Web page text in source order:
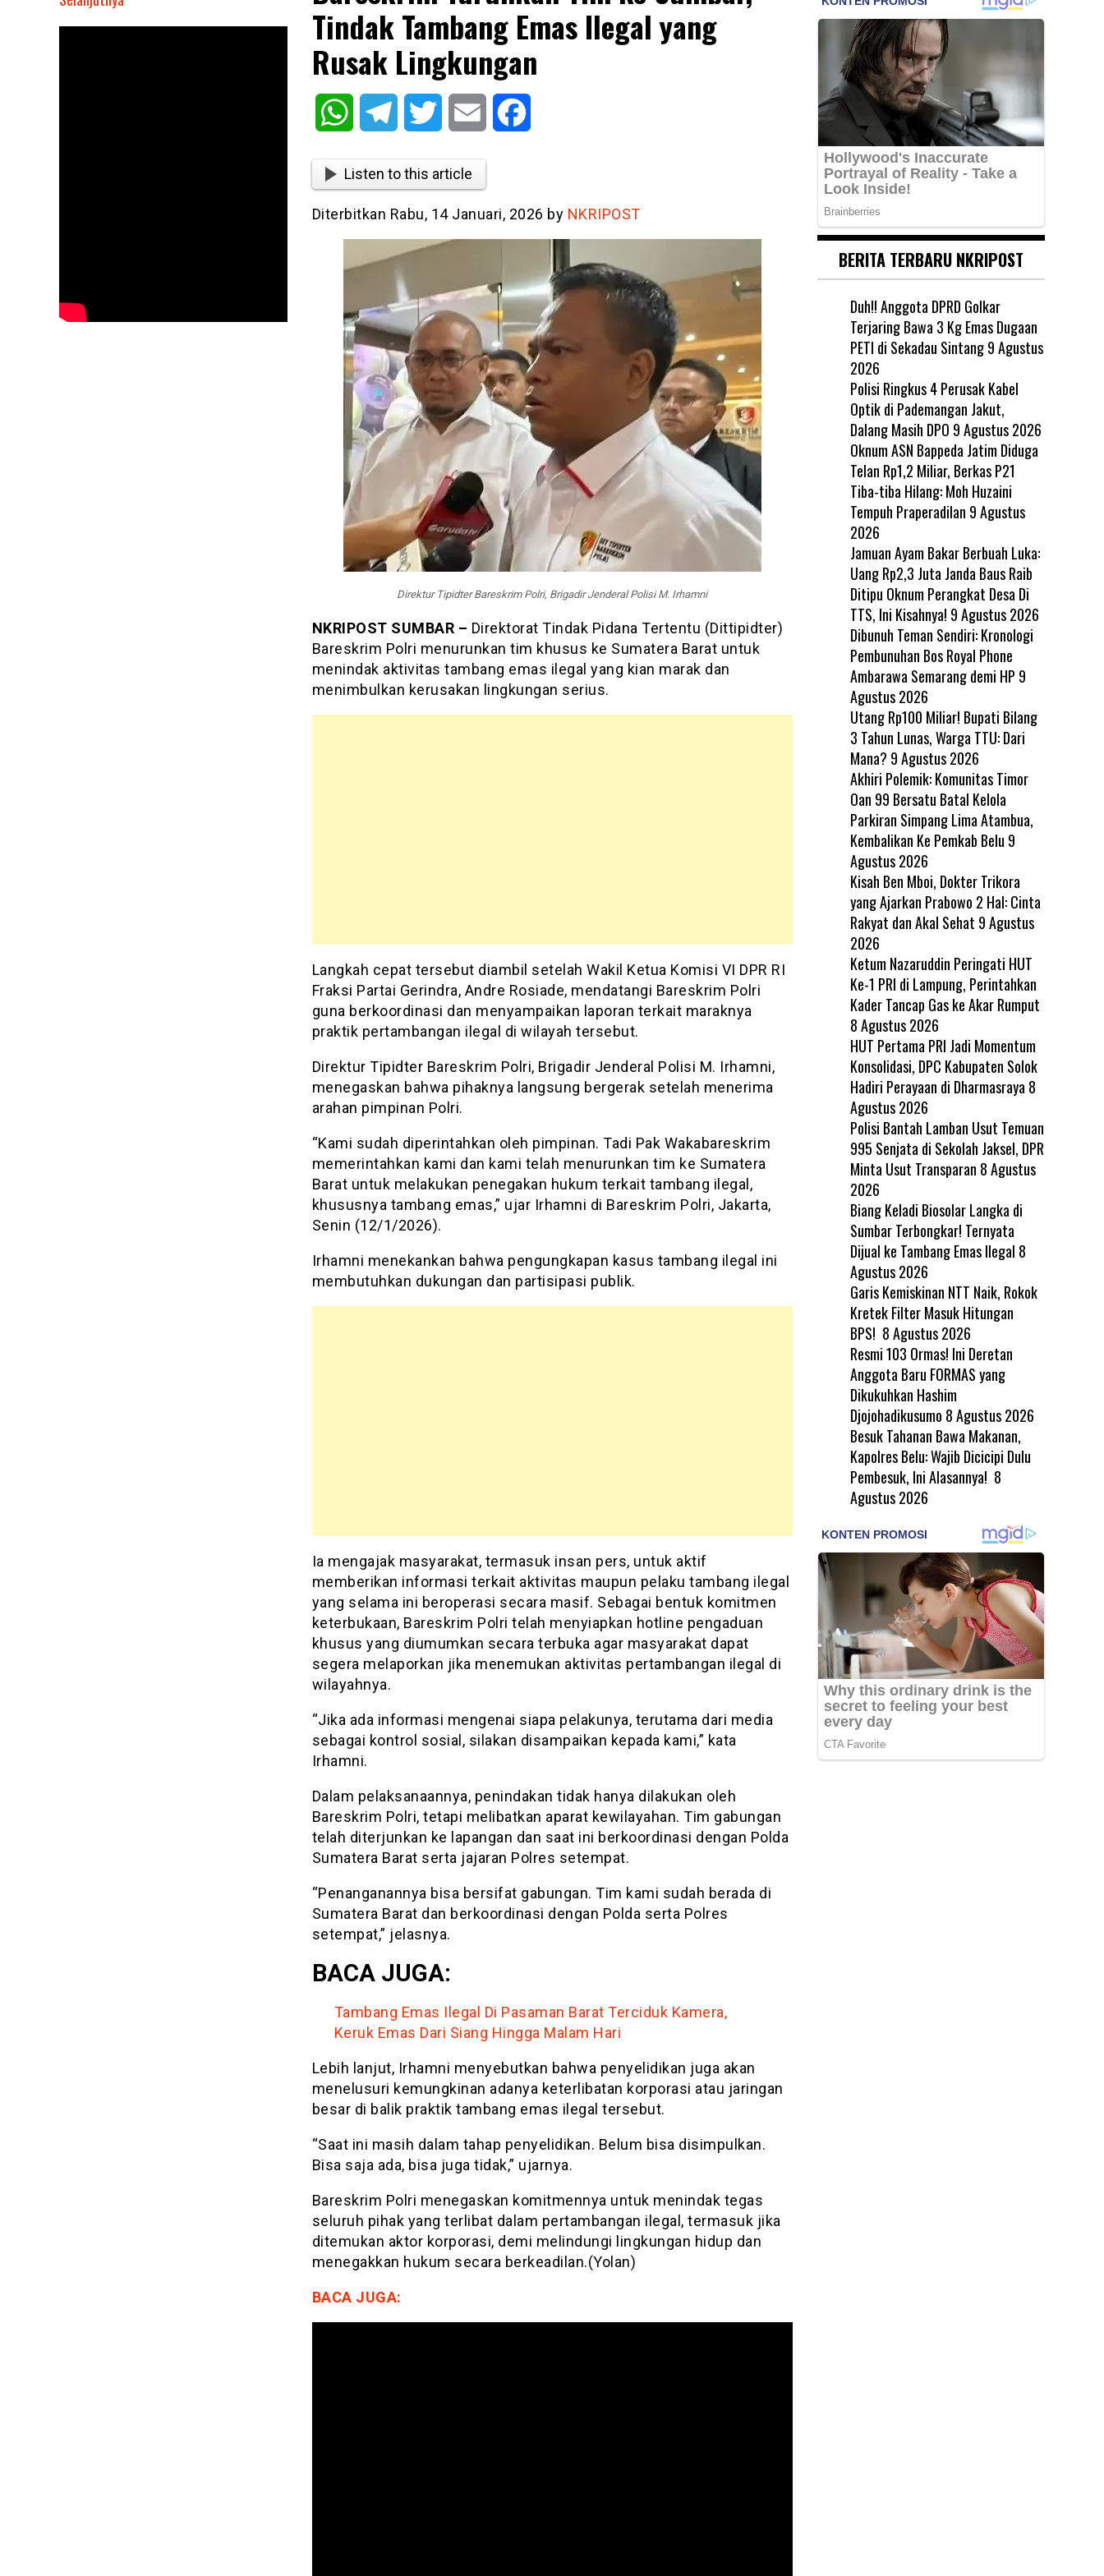
Tindak Tambang Emas Ilegal yang
Rusak Lingkungan
WhatsAppTelegram Twitter Email
Listen to this article
Diterbitkan Rabu, 14 Januari, 2026 by NKRIPOST
Direktur Tipidter Bareskrim Polri, Brigadir Jenderal Polisi M. Irhamni
NKRIPOST SUMBAR – Direktorat Tindak Pidana Tertentu (Dittipidter)
Bareskrim Polri menurunkan tim khusus ke Sumatera Barat untuk
menindak aktivitas tambang emas ilegal yang kian marak dan
menimbulkan kerusakan lingkungan serius.
Langkah cepat tersebut diambil setelah Wakil Ketua Komisi VI DPR RI
Fraksi Partai Gerindra, Andre Rosiade, mendatangi Bareskrim Polri
guna berkoordinasi dan menyampaikan laporan terkait maraknya
praktik pertambangan ilegal di wilayah tersebut.
Direktur Tipidter Bareskrim Polri, Brigadir Jenderal Polisi M. Irhamni,
menegaskan bahwa pihaknya langsung bergerak setelah menerima
arahan pimpinan Polri.
“Kami sudah diperintahkan oleh pimpinan. Tadi Pak Wakabareskrim
memerintahkan kami dan kami telah menurunkan tim ke Sumatera
Barat untuk melakukan penegakan hukum terkait tambang ilegal,
khususnya tambang emas,” ujar Irhamni di Bareskrim Polri, Jakarta,
Senin (12/1/2026).
Irhamni menekankan bahwa pengungkapan kasus tambang ilegal ini
membutuhkan dukungan dan partisipasi publik.
Ia mengajak masyarakat, termasuk insan pers, untuk aktif
memberikan informasi terkait aktivitas maupun pelaku tambang ilegal
yang selama ini beroperasi secara masif. Sebagai bentuk komitmen
keterbukaan, Bareskrim Polri telah menyiapkan hotline pengaduan
khusus yang diumumkan secara terbuka agar masyarakat dapat
segera melaporkan jika menemukan aktivitas pertambangan ilegal di
wilayahnya.
“Jika ada informasi mengenai siapa pelakunya, terutama dari media
sebagai kontrol sosial, silakan disampaikan kepada kami,” kata
Irhamni.
Dalam pelaksanaannya, penindakan tidak hanya dilakukan oleh
Bareskrim Polri, tetapi melibatkan aparat kewilayahan. Tim gabungan
telah diterjunkan ke lapangan dan saat ini berkoordinasi dengan Polda
Sumatera Barat serta jajaran Polres setempat.
“Penanganannya bisa bersifat gabungan. Tim kami sudah berada di
Sumatera Barat dan berkoordinasi dengan Polda serta Polres
setempat,” jelasnya.
BACA JUGA:
Tambang Emas Ilegal Di Pasaman Barat Terciduk Kamera,
Keruk Emas Dari Siang Hingga Malam Hari
Lebih lanjut, Irhamni menyebutkan bahwa penyelidikan juga akan
menelusuri kemungkinan adanya keterlibatan korporasi atau jaringan
besar di balik praktik tambang emas ilegal tersebut.
“Saat ini masih dalam tahap penyelidikan. Belum bisa disimpulkan.
Bisa saja ada, bisa juga tidak,” ujarnya.
Bareskrim Polri menegaskan komitmennya untuk menindak tegas
seluruh pihak yang terlibat dalam pertambangan ilegal, termasuk jika
ditemukan aktor korporasi, demi melindungi lingkungan hidup dan
menegakkan hukum secara berkeadilan.(Yolan)
BACA JUGA:
BERITA TERBARU NKRIPOST
Duh!! Anggota DPRD Golkar
Terjaring Bawa 3 Kg Emas Dugaan
PETI di Sekadau Sintang 9 Agustus
2026
Polisi Ringkus 4 Perusak Kabel
Optik di Pademangan Jakut,
Dalang Masih DPO 9 Agustus 2026
Oknum ASN Bappeda Jatim Diduga
Telan Rp1,2 Miliar, Berkas P21
Tiba-tiba Hilang: Moh Huzaini
Tempuh Praperadilan 9 Agustus
2026
Jamuan Ayam Bakar Berbuah Luka:
Uang Rp2,3 Juta Janda Baus Raib
Ditipu Oknum Perangkat Desa Di
TTS, Ini Kisahnya! 9 Agustus 2026
Dibunuh Teman Sendiri: Kronologi
Pembunuhan Bos Royal Phone
Ambarawa Semarang demi HP 9
Agustus 2026
Utang Rp100 Miliar! Bupati Bilang
3 Tahun Lunas, Warga TTU: Dari
Mana? 9 Agustus 2026
Akhiri Polemik: Komunitas Timor
Oan 99 Bersatu Batal Kelola
Parkiran Simpang Lima Atambua,
Kembalikan Ke Pemkab Belu 9
Agustus 2026
Kisah Ben Mboi, Dokter Trikora
yang Ajarkan Prabowo 2 Hal: Cinta
Rakyat dan Akal Sehat 9 Agustus
2026
Ketum Nazaruddin Peringati HUT
Ke-1 PRI di Lampung, Perintahkan
Kader Tancap Gas ke Akar Rumput
8 Agustus 2026
HUT Pertama PRI Jadi Momentum
Konsolidasi, DPC Kabupaten Solok
Hadiri Perayaan di Dharmasraya 8
Agustus 2026
Polisi Bantah Lamban Usut Temuan
995 Senjata di Sekolah Jaksel, DPR
Minta Usut Transparan 8 Agustus
2026
Biang Keladi Biosolar Langka di
Sumbar Terbongkar! Ternyata
Dijual ke Tambang Emas Ilegal 8
Agustus 2026
Garis Kemiskinan NTT Naik, Rokok
Kretek Filter Masuk Hitungan
BPS! 8 Agustus 2026
Resmi 103 Ormas! Ini Deretan
Anggota Baru FORMAS yang
Dikukuhkan Hashim
Djojohadikusumo 8 Agustus 2026
Besuk Tahanan Bawa Makanan,
Kapolres Belu: Wajib Dicicipi Dulu
Pembesuk, Ini Alasannya! 8
Agustus 2026